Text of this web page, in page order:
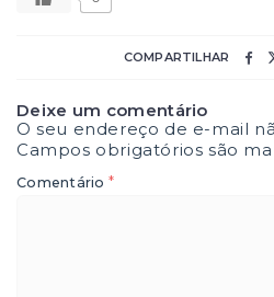
COMPARTILHAR
Deixe um comentário
O seu endereço de e-mail
Campos obrigatórios são
Comentário *